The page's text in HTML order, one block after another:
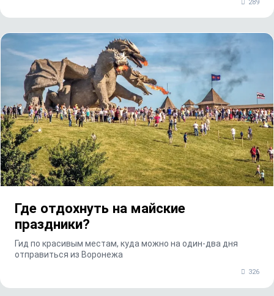
289
Где отдохнуть на майские
праздники?
Гид по красивым местам, куда можно на один-два дня
отправиться из Воронежа
326